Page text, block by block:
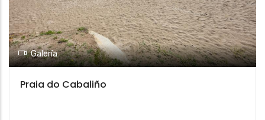
Galería
Praia do Cabaliño